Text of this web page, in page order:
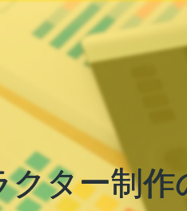
クター制